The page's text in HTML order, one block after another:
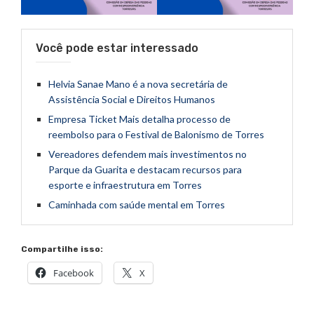
Você pode estar interessado
Helvia Sanae Mano é a nova secretária de
Assistência Social e Direitos Humanos
Empresa Ticket Mais detalha processo de
reembolso para o Festival de Balonismo de Torres
Vereadores defendem mais investimentos no
Parque da Guarita e destacam recursos para
esporte e infraestrutura em Torres
Caminhada com saúde mental em Torres
Compartilhe isso:
Facebook X